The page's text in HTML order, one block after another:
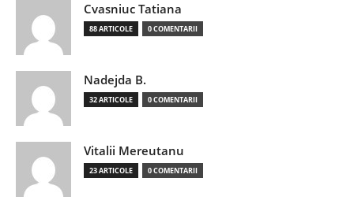
Cvasniuc Tatiana
88 ARTICOLE 0 COMENTARII
Nadejda B.
32 ARTICOLE 0 COMENTARII
Vitalii Mereutanu
23 ARTICOLE 0 COMENTARII